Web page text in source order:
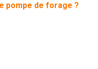
pompe de forage ?